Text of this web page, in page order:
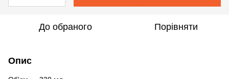
До обраного Порівняти
Опис